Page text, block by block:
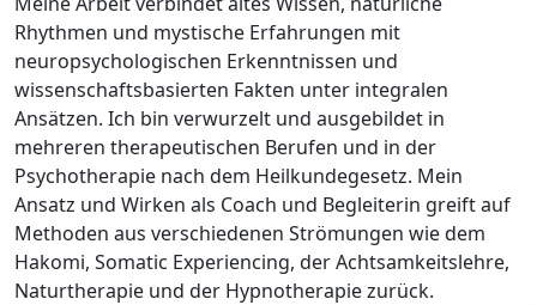
Rhythmen und mystische Erfahrungen mit
neuropsychologischen Erkenntnissen und
wissenschaftsbasierten Fakten unter integralen
Ansätzen. Ich bin verwurzelt und ausgebildet in
mehreren therapeutischen Berufen und in der
Psychotherapie nach dem Heilkundegesetz. Mein
Ansatz und Wirken als Coach und Begleiterin greift auf
Methoden aus verschiedenen Strömungen wie dem
Hakomi, Somatic Experiencing, der Achtsamkeitslehre,
Naturtherapie und der Hypnotherapie zurück.